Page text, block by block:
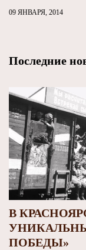
09 ЯНВАРЯ, 2014
Последние
В
ПОБЕДЫ»